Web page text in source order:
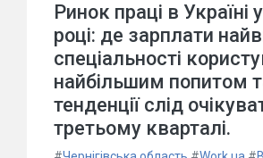
Ринок праці в Україні
році: де зарплати
спеціальності
найбільшим попитом
тенденції слід
третьому кварталі.